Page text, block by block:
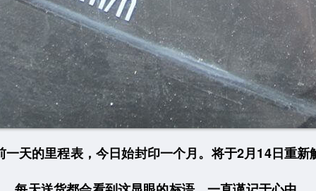
一天的里程表，今日始封印一个月。将于2月14日重新